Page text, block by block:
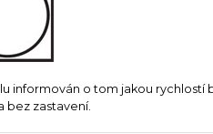
informován o tom jakou rychlostí
bez zastavení.